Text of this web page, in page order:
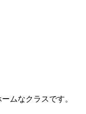
ムなクラスです。